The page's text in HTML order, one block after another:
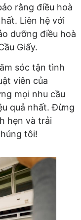
rằng điều hoà
Liên hệ với
dưỡng điều hoà
Giấy.
sóc tận tình
viên của
mọi nhu cầu
quả nhất. Đừng
hẹn và trải
tôi!